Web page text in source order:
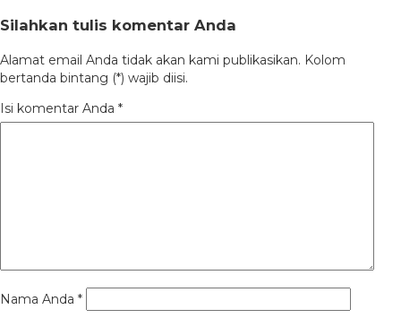
Silahkan tulis komentar Anda
Alamat email Anda tidak akan kami publikasikan. Kolom
bertanda bintang (*) wajib diisi.
Isi komentar Anda *
Nama Anda *